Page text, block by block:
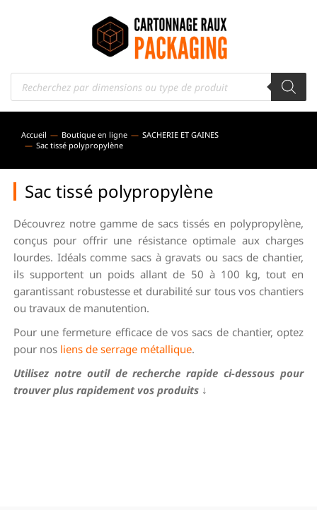
Vous êtes ici :
Accueil Boutique en ligne
SACHERIE ET GAINES
Sac tissé polypropylène
Sac tissé polypropylène
Découvrez notre gamme de sacs tissés en polypropylène,
conçus pour offrir une résistance optimale aux charges
lourdes. Idéals comme sacs à gravats ou sacs de chantier,
ils supportent un poids allant de 50 à 100 kg, tout en
garantissant robustesse et durabilité sur tous vos chantiers
ou travaux de manutention.
Pour une fermeture efficace de vos sacs de chantier, optez
pour nos liens de serrage métallique.
Utilisez notre outil de recherche rapide ci-dessous pour
trouver plus rapidement vos produits ↓